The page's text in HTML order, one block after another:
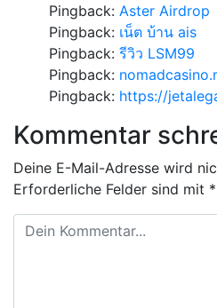
Pingback: Aster Airdrop
Pingback: เน็ต บ้าน ais
Pingback: รีวิว LSM99
Pingback:
Pingback: https://
Kommentar
Deine E-Mail-Adresse wird
Erforderliche Felder sind mit *